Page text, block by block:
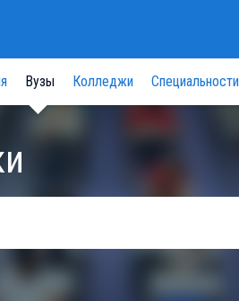
Вузы Колледжи Специальности